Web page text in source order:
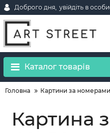
Доброго дня, увійдіть в
Каталог товарів
Головна Картини за номерами
Картина